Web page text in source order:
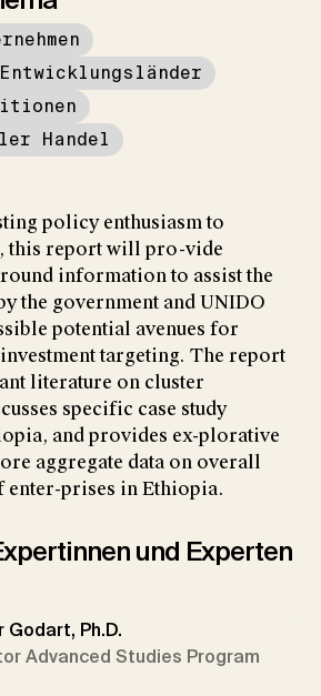
Handel
policy enthusiasm to
this report will pro-vide
information to assist the
the government and UNIDO
potential avenues for
targeting. The report
literature on cluster
specific case study
and provides ex-plorative
aggregate data on overall
prises in Ethiopia.
und Experten
Godart, Ph.D.
Advanced Studies Program